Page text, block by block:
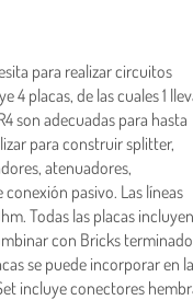
para realizar circuitos
4 placas, de las cuales 1
son adecuadas para hasta
para construir splitter,
atenuadores,
pasivo. Las líneas
Todas las placas incluyen
con Bricks
se puede incorporar en la
incluye conectores